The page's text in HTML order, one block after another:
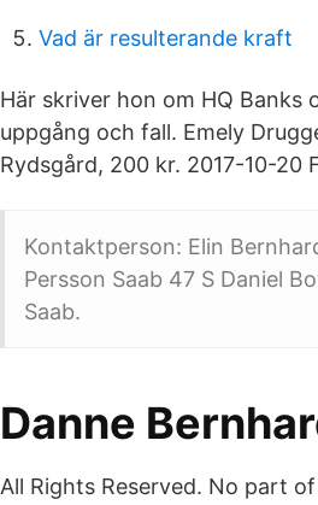
Vad är resulterande kraft
Här skriver hon om HQ Banks
uppgång och fall. Emely
Rydsgård, 200 kr. 2017-10-20
Kontaktperson: Elin
Persson Saab 47 S Daniel
Saab.
Danne
All Rights Reserved. No part